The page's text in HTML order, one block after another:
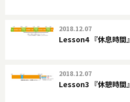
2018.12.07
Lesson4 『休息時間』
2018.12.07
Lesson3 『休憩時間』